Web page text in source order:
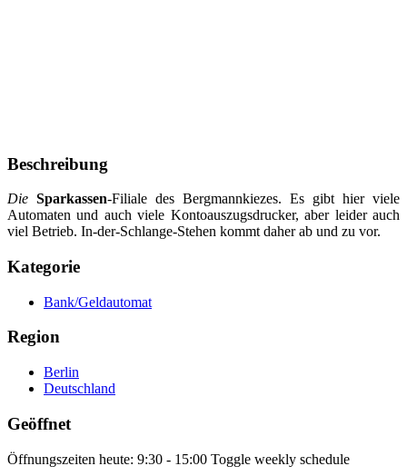
Beschreibung
Die Sparkassen-Filiale des Bergmannkiezes. Es gibt hier viele
Automaten und auch viele Kontoauszugsdrucker, aber leider auch
viel Betrieb. In-der-Schlange-Stehen kommt daher ab und zu vor.
Kategorie
Bank/Geldautomat
Region
Berlin
Deutschland
Geöffnet
Öffnungszeiten heute: 9:30 - 15:00 Toggle weekly schedule